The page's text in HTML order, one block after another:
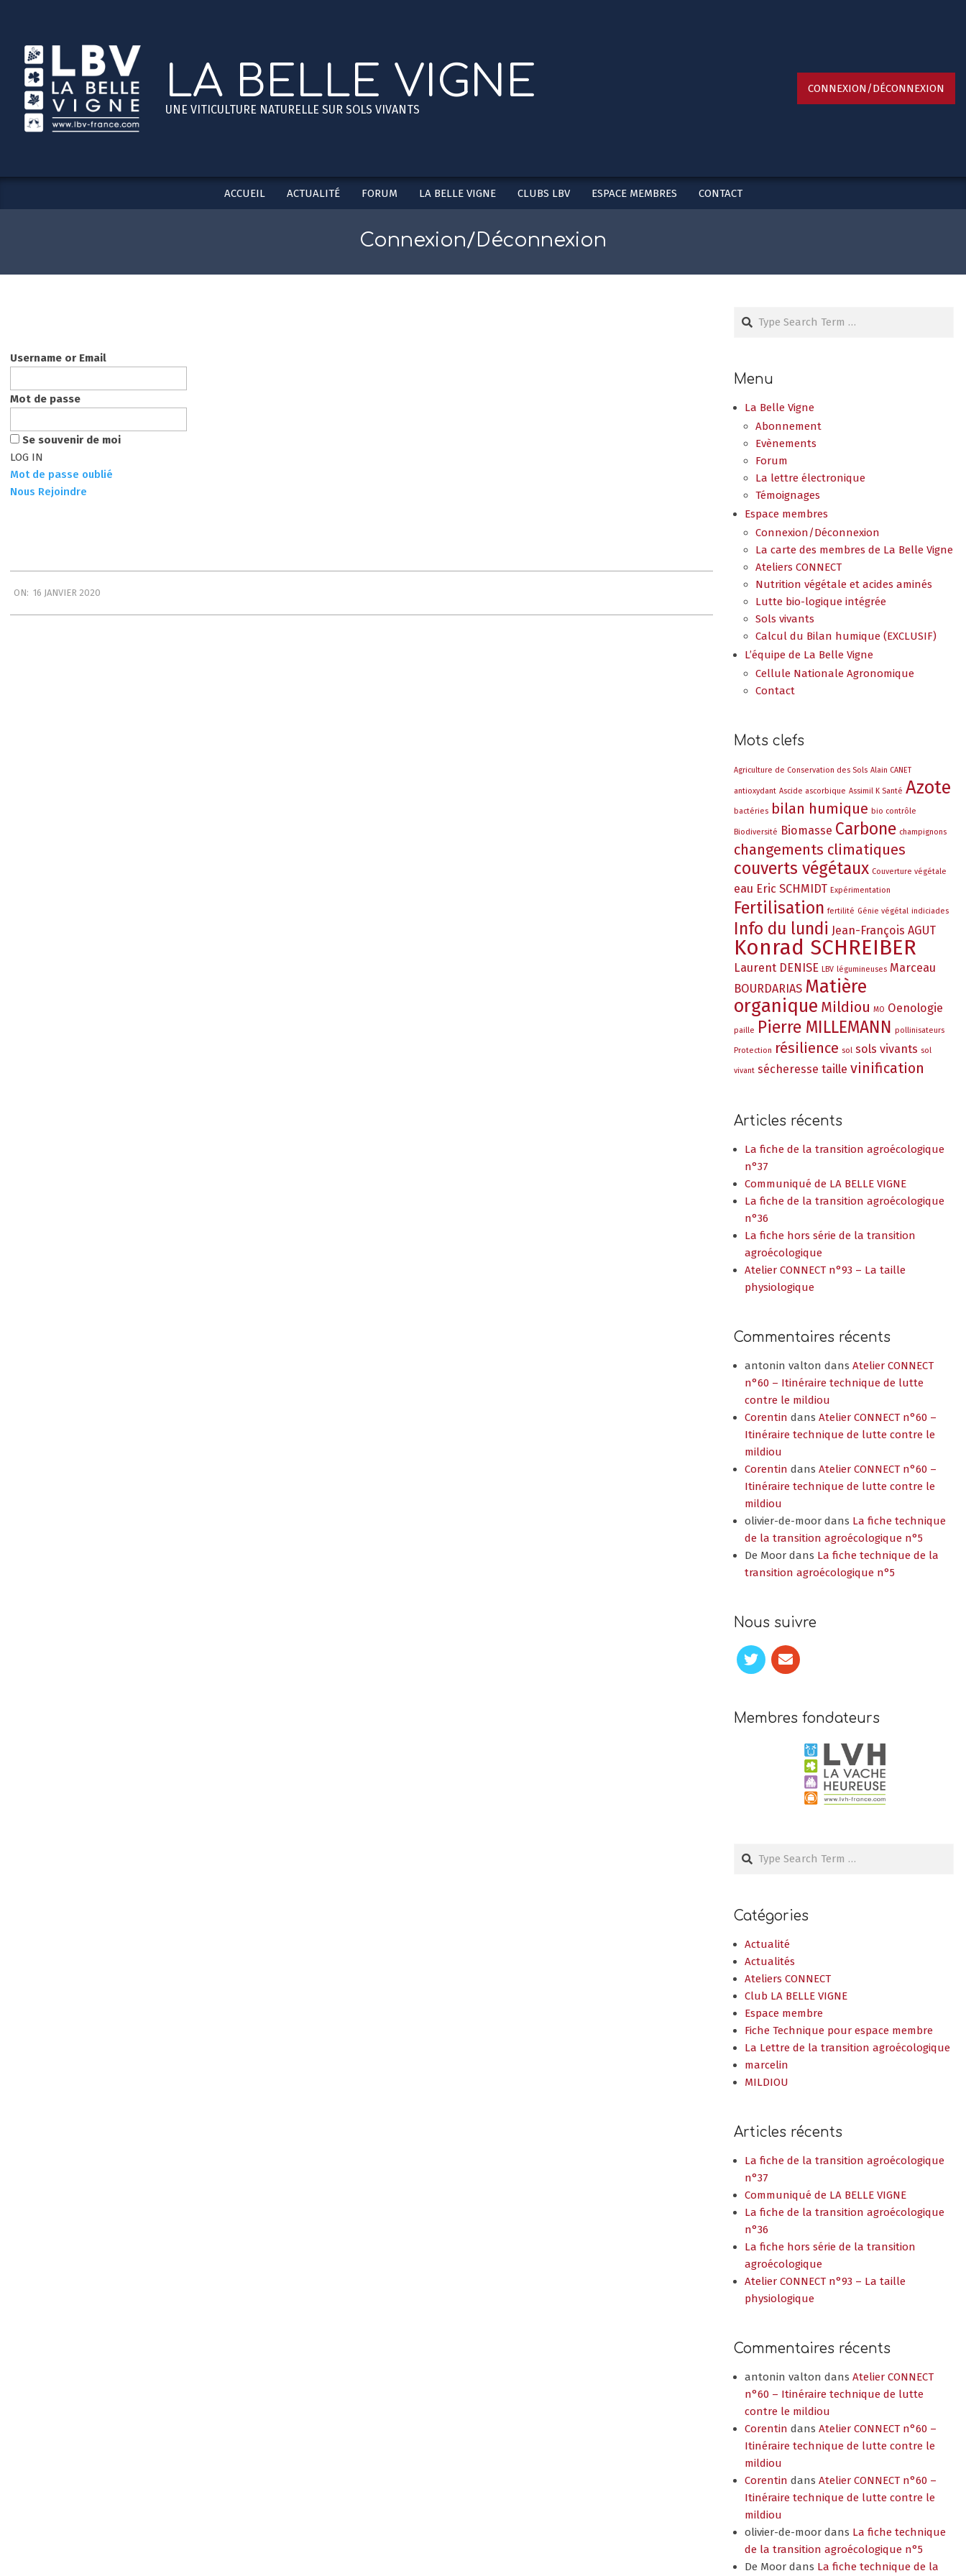
content
LA BELLE VIGNE
UNE VITICULTURE NATURELLE SUR SOLS VIVANTS
CONNEXION/DÉCONNEXION
Secondary
Menu
ACCUEIL ACTUALITÉ FORUM LA BELLE VIGNE CLUBS LBV ESPACE MEMBRES CONTACT
Connexion/Déconnexion
Username or Email
Mot de passe
Se souvenir de moi
Mot de passe oublié
Nous Rejoindre
01-
16
ON: 16 JANVIER 2020
Search
Menu
La Belle Vigne
Abonnement
Evènements
Forum
La lettre électronique
Témoignages
Espace membres
Connexion/Déconnexion
La carte des membres de La Belle Vigne
Ateliers CONNECT
Nutrition végétale et acides aminés
Lutte bio-logique intégrée
Sols vivants
Calcul du Bilan humique (EXCLUSIF)
L’équipe de La Belle Vigne
Cellule Nationale Agronomique
Contact
Mots clefs
Agriculture de Conservation des Sols Alain CANET
antioxydant Ascide ascorbique Assimil K Santé Azote
bactéries bilan humique bio contrôle
Biodiversité Biomasse Carbone champignons
changements climatiques
couverts végétaux Couverture végétale
eau Eric SCHMIDT Expérimentation
Fertilisation fertilité Génie végétal indiciades
Info du lundi Jean-François AGUT
Konrad SCHREIBER
Laurent DENISE LBV légumineuses Marceau
BOURDARIAS Matière
organique Mildiou MO Oenologie
paille Pierre MILLEMANN pollinisateurs
Protection résilience sol sols vivants sol
vivant sécheresse taille vinification
Articles récents
La fiche de la transition agroécologique
n°37
Communiqué de LA BELLE VIGNE
La fiche de la transition agroécologique
n°36
La fiche hors série de la transition
agroécologique
Atelier CONNECT n°93 – La taille
physiologique
Commentaires récents
antonin valton dans Atelier CONNECT
n°60 – Itinéraire technique de lutte
contre le mildiou
Corentin dans Atelier CONNECT n°60 –
Itinéraire technique de lutte contre le
mildiou
Corentin dans Atelier CONNECT n°60 –
Itinéraire technique de lutte contre le
mildiou
olivier-de-moor dans La fiche technique
de la transition agroécologique n°5
De Moor dans La fiche technique de la
transition agroécologique n°5
Nous suivre
Membres fondateurs
Search
Catégories
Actualité
Actualités
Ateliers CONNECT
Club LA BELLE VIGNE
Espace membre
Fiche Technique pour espace membre
La Lettre de la transition agroécologique
marcelin
MILDIOU
Articles récents
La fiche de la transition agroécologique
n°37
Communiqué de LA BELLE VIGNE
La fiche de la transition agroécologique
n°36
La fiche hors série de la transition
agroécologique
Atelier CONNECT n°93 – La taille
physiologique
Commentaires récents
antonin valton dans Atelier CONNECT
n°60 – Itinéraire technique de lutte
contre le mildiou
Corentin dans Atelier CONNECT n°60 –
Itinéraire technique de lutte contre le
mildiou
Corentin dans Atelier CONNECT n°60 –
Itinéraire technique de lutte contre le
mildiou
olivier-de-moor dans La fiche technique
de la transition agroécologique n°5
De Moor dans La fiche technique de la